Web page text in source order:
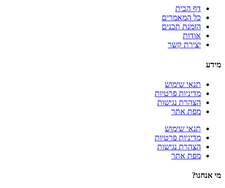
דף הבית
כל המאמרים
הזמנת תכנים
אודות
יצירת קשר
מידע
תנאי שימוש
מדיניות פרטיות
הצהרת נגישות
מפת אתר
תנאי שימוש
מדיניות פרטיות
הצהרת נגישות
מפת אתר
מי אנחנו?